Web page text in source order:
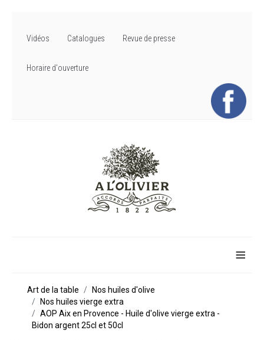
Vidéos Catalogues Revue de presse
Horaire d'ouverture
≡
Art de la table
Nos huiles d'olive
Nos huiles vierge extra
AOP Aix en Provence - Huile d'olive vierge extra -
Bidon argent 25cl et 50cl